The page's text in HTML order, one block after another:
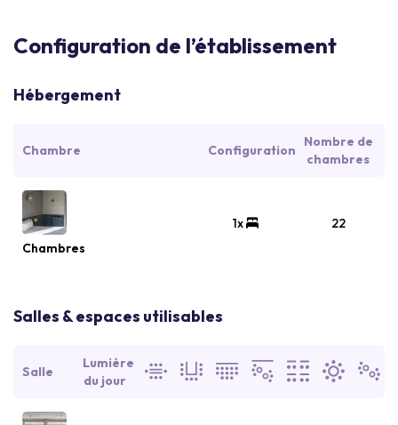
Configuration de l’établissement
Hébergement
Chambre Configuration
Nombre de
chambres
Chambres
1x 22
Salles & espaces utilisables
Salle
Lumière
du jour